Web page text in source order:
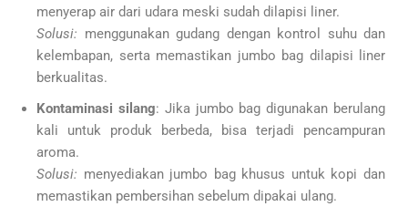
menyerap air dari udara meski sudah dilapisi liner.
Solusi: menggunakan gudang dengan kontrol suhu dan
kelembapan, serta memastikan jumbo bag dilapisi liner
berkualitas.
Kontaminasi silang: Jika jumbo bag digunakan berulang
kali untuk produk berbeda, bisa terjadi pencampuran
aroma.
Solusi: menyediakan jumbo bag khusus untuk kopi dan
memastikan pembersihan sebelum dipakai ulang.